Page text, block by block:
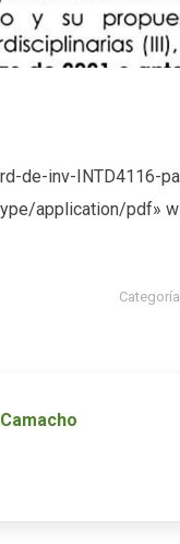
de-inv-INTD4116-
application/pdf»